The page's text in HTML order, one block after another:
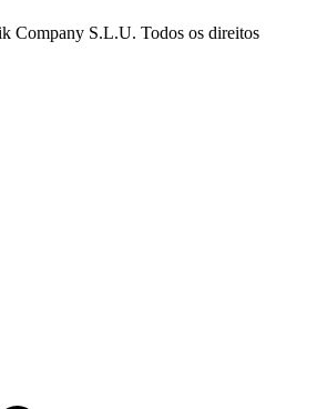
Company S.L.U. Todos os direitos